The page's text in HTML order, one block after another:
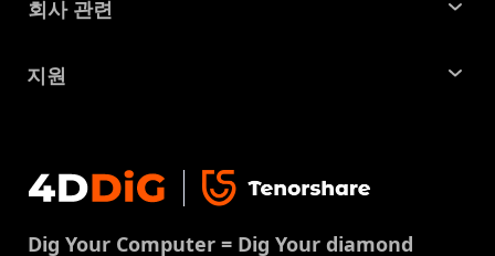
파티션 관리 도구
중복 파일 찾기 및 제거
맥 복구 솔루션
중복 파일 제거
회사 관련
회사소개
이용약권
쿠키정책(업데이트됨)
지원
문의
Dig Your Computer = Dig Your diamond